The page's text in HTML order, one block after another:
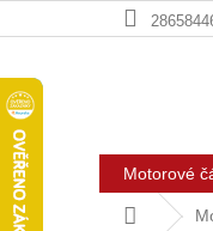
na
Motorové
Domů